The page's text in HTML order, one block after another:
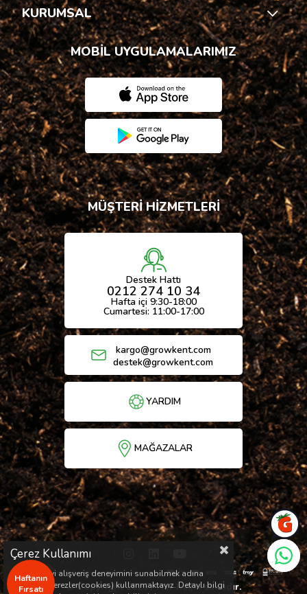
KURUMSAL
MOBİL UYGULAMALARIMIZ
MÜŞTERİ HİZMETLERİ
Destek Hattı
0212 274 10 34
Hafta içi 9:30-18:00
Cumartesi: 11:00-17:00
kargo@growkent.com
destek@growkent.com
YARDIM
MAĞAZALAR
Haftanın
Fırsatı
© Copyright 2026 / Her hakkı saklıdır.
Çerez Kullanımı
Sizlere en iyi alışveriş deneyimini sunabilmek adına
sitemizde çerezler(cookies) kullanmaktayız. Detaylı bilgi